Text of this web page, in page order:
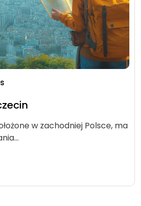
w zachodniej Polsce, ma